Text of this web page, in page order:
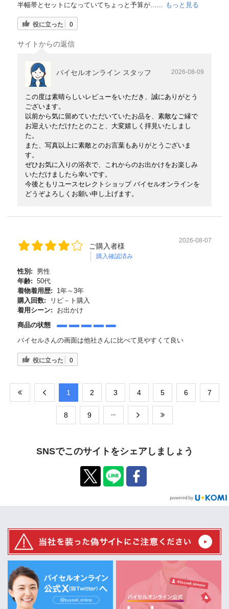
半幅帯とセットになっていてちょっと予算が…...
もっと見る
役に立った 0
サイトからの返信
バイセルオンライン スタッフ 2026-08-09
この度は素晴らしいレビューをいただき、誠にありがとう
ございます。
以前から気に留めていただいていたお品を、素敵なご縁で
お迎えいただけたとのこと、大変嬉しく拝見いたしまし
た。
また、写真以上に素敵とのお言葉もありがとうございま
す。
ぜひお気に入りの浴衣で、これからのお出かけをお楽しみ
いただけましたら幸いです。
今後ともリユースセレクトショップ バイセルオンラインを
どうぞよろしくお願い申し上げます。
ご購入者様
購入確認済み
2026-08-07
性別:
男性
年齢: 50代
着物着用歴:
1年～3年
購入回数:
リピ－ト購入
着用シーン:
お出かけ
商品の状態
バイセルさんの画面は他社さんに比べて見やすくて良い
役に立った 0
​1 ​2 ​3 ​4 ​5 ​6 ​7
​8 ​9
SNSでこのサイトをシェアしましょう